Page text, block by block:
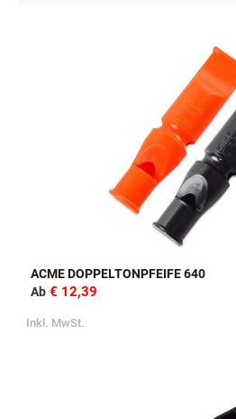
ACME DOPPELTONPFEIFE 640
Ab € 12,39
Inkl. MwSt.